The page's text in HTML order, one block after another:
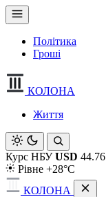
Політика
Гроші
КОЛОНА
Життя
Курс НБУ USD 44.76
Рівне +28°C
КОЛОНА